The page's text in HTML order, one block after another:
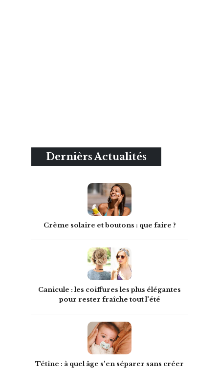
Dernièrs Actualités
Crème solaire et boutons : que faire ?
Canicule : les coiffures les plus élégantes
pour rester fraîche tout l'été
Tétine : à quel âge s'en séparer sans créer